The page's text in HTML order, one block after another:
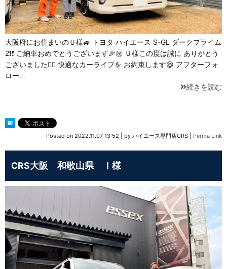
大阪府にお住まいのＵ様🚙 トヨタ ハイエース S-GL ダークプライム
2❗❗ ご納車おめでとうございます🎉㊗️ Ｕ様この度は誠に ありがとう
ございました🙇‍♂️ 快適なカーライフを お約束します😆 アフターフォ
ロー…
続きを読む
Posted on 2022.11.07 13:52 by ハイエース専門店CRS Perma Link
CRS大阪 和歌山県 Ｉ様